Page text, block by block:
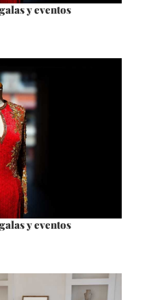
y eventos
y eventos